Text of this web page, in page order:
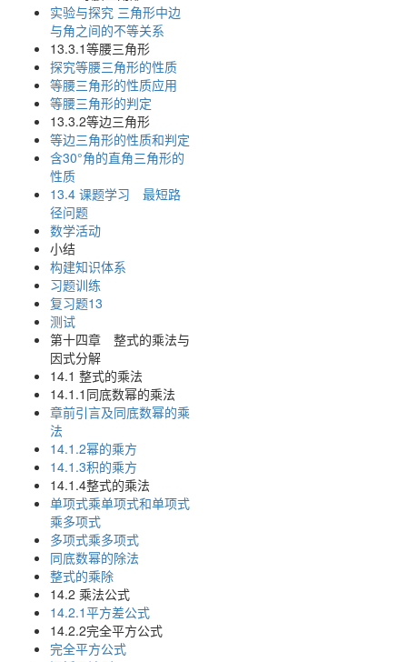
实验与探究 三角形中边
与角之间的不等关系
13.3.1等腰三角形
探究等腰三角形的性质
等腰三角形的性质应用
等腰三角形的判定
13.3.2等边三角形
等边三角形的性质和判定
含30°角的直角三角形的
性质
13.4 课题学习 最短路
径问题
数学活动
小结
构建知识体系
习题训练
复习题13
测试
第十四章 整式的乘法与
因式分解
14.1 整式的乘法
14.1.1同底数幂的乘法
章前引言及同底数幂的乘
法
14.1.2幂的乘方
14.1.3积的乘方
14.1.4整式的乘法
单项式乘单项式和单项式
乘多项式
多项式乘多项式
同底数幂的除法
整式的乘除
14.2 乘法公式
14.2.1平方差公式
14.2.2完全平方公式
完全平方公式